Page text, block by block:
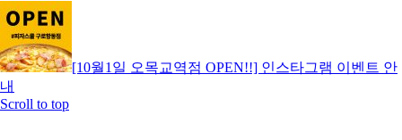
[10월1일 오목교역점 OPEN!!] 인스타그램 이벤트 안
내
Scroll to top